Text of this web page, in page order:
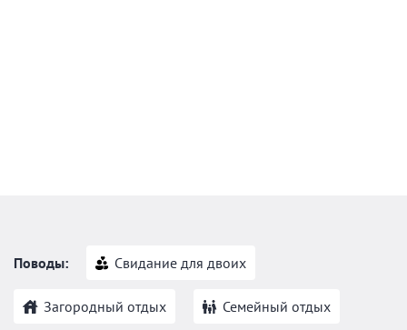
Поводы: Свидание для двоих
Загородный отдых Семейный отдых